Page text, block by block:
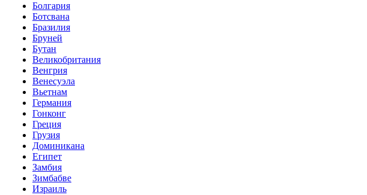
Болгария
Ботсвана
Бразилия
Бруней
Бутан
Великобритания
Венгрия
Венесуэла
Вьетнам
Германия
Гонконг
Греция
Грузия
Доминикана
Египет
Замбия
Зимбабве
Израиль